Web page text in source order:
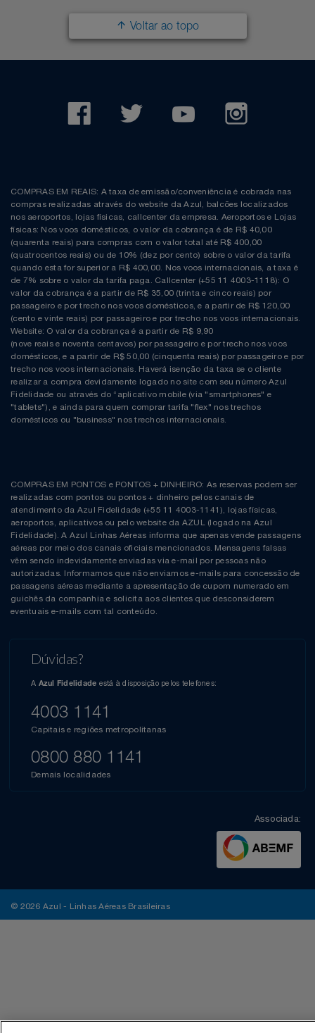
Voltar ao topo
COMPRAS EM REAIS: A taxa de emissão/conveniência é cobrada nas
compras realizadas através do website da Azul, balcões localizados
nos aeroportos, lojas físicas, callcenter da empresa. Aeroportos e Lojas
físicas: Nos voos domésticos, o valor da cobrança é de R$ 40,00
(quarenta reais) para compras com o valor total até R$ 400,00
(quatrocentos reais) ou de 10% (dez por cento) sobre o valor da tarifa
quando esta for superior a R$ 400,00. Nos voos internacionais, a taxa é
de 7% sobre o valor da tarifa paga. Callcenter (+55 11 4003-1118): O
valor da cobrança é a partir de R$ 35,00 (trinta e cinco reais) por
passageiro e por trecho nos voos domésticos, e a partir de R$ 120,00
(cento e vinte reais) por passageiro e por trecho nos voos internacionais.
Website: O valor da cobrança é a partir de R$ 9,90
(nove reais e noventa centavos) por passageiro e por trecho nos voos
domésticos, e a partir de R$ 50,00 (cinquenta reais) por passageiro e por
trecho nos voos internacionais. Haverá isenção da taxa se o cliente
realizar a compra devidamente logado no site com seu número Azul
Fidelidade ou através do “aplicativo mobile (via "smartphones" e
"tablets"), e ainda para quem comprar tarifa "flex" nos trechos
domésticos ou "business" nos trechos internacionais.
COMPRAS EM PONTOS e PONTOS + DINHEIRO: As reservas podem ser
realizadas com pontos ou pontos + dinheiro pelos canais de
atendimento da Azul Fidelidade (+55 11 4003-1141), lojas físicas,
aeroportos, aplicativos ou pelo website da AZUL (logado na Azul
Fidelidade). A Azul Linhas Aéreas informa que apenas vende passagens
aéreas por meio dos canais oficiais mencionados. Mensagens falsas
vêm sendo indevidamente enviadas via e-mail por pessoas não
autorizadas. Informamos que não enviamos e-mails para concessão de
passagens aéreas mediante a apresentação de cupom numerado em
guichês da companhia e solicita aos clientes que desconsiderem
eventuais e-mails com tal conteúdo.
Dúvidas?
A Azul Fidelidade está à disposição pelos telefones:
4003 1141
Capitais e regiões metropolitanas
0800 880 1141
Demais localidades
Associada:
© 2026 Azul - Linhas Aéreas Brasileiras